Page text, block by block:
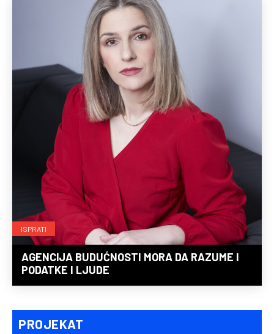
ISPRATI
AGENCIJA BUDUĆNOSTI MORA DA RAZUME I
PODATKE I LJUDE
PROJEKAT